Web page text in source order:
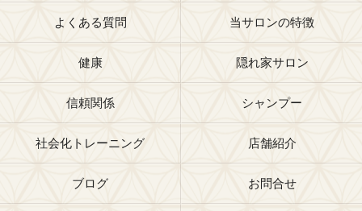
よくある質問 当サロンの特徴
健康 隠れ家サロン
信頼関係 シャンプー
社会化トレーニング 店舗紹介
ブログ お問合せ